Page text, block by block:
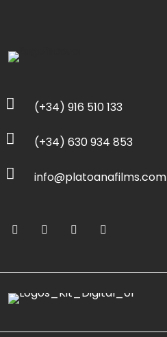
(+34) 916 510 133
(+34) 630 934 853
info@platoanafilms.com